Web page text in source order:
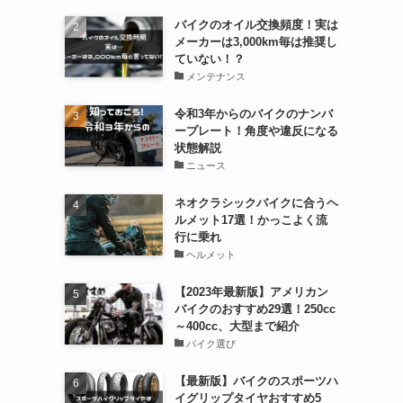
バイクのオイル交換頻度！実は
メーカーは3,000km毎は推奨し
ていない！？
メンテナンス
令和3年からのバイクのナンバ
ープレート！角度や違反になる
状態解説
ニュース
ネオクラシックバイクに合うヘ
ルメット17選！かっこよく流
行に乗れ
ヘルメット
【2023年最新版】アメリカン
バイクのおすすめ29選！250cc
～400cc、大型まで紹介
バイク選び
【最新版】バイクのスポーツハ
イグリップタイヤおすすめ5